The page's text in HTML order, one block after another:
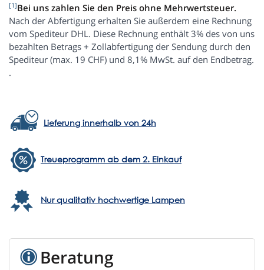
[1]Bei uns zahlen Sie den Preis ohne Mehrwertsteuer.
Nach der Abfertigung erhalten Sie außerdem eine Rechnung
vom Spediteur DHL. Diese Rechnung enthält 3% des von uns
bezahlten Betrags + Zollabfertigung der Sendung durch den
Spediteur (max. 19 CHF) und 8,1% MwSt. auf den Endbetrag.
.
Lieferung innerhalb von 24h
Treueprogramm ab dem 2. Einkauf
Nur qualitativ hochwertige Lampen
Beratung